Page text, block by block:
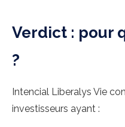
Verdict : pour
?
Intencial Liberalys Vie
investisseurs ayant :